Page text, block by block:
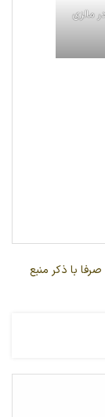
ویزا در مالزی
با ذکر منبع